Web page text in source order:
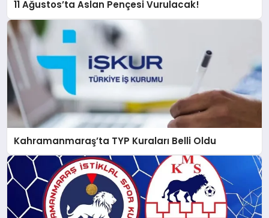
11 Ağustos’ta Aslan Pençesi Vurulacak!
Kahramanmaraş’ta TYP Kuraları Belli Oldu